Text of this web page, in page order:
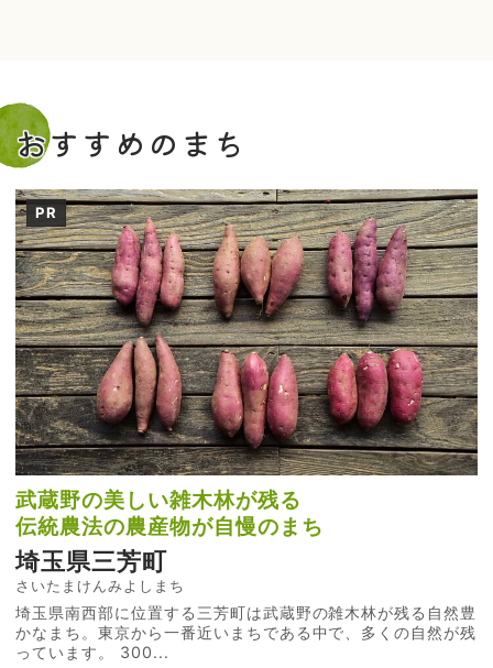
おすすめのまち
PR
武蔵野の美しい雑木林が残る
伝統農法の農産物が自慢のまち
埼玉県三芳町
さいたまけんみよしまち
埼玉県南西部に位置する三芳町は武蔵野の雑木林が残る自然豊
かなまち。東京から一番近いまちである中で、多くの自然が残
っています。 300...